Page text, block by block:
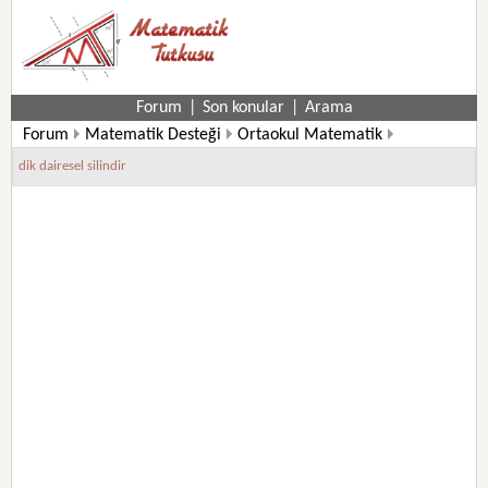
Forum Son konular
Arama
Forum
Matematik Desteği
Ortaokul Matematik
7. Sınıf Matematik Soruları
dik dairesel silindir